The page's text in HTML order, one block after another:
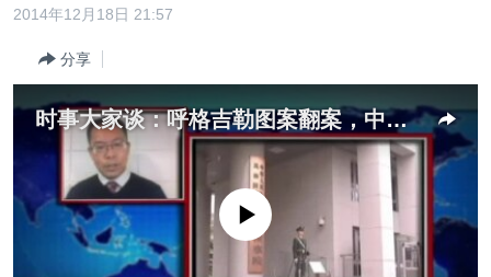
容
到
导
转
最新国际新闻
印太
中东
非洲
分类新闻
经济·金融·贸易
人权·法律·宗教
科教·文娱·体健
军事
美中关系
热点专题
白宫要闻
国会报道
VOA视频
VOA今日焦点
2014年12月18日 21:57
分享
时事大家谈：呼格吉勒图案翻案，中国法治建设新起点？
没有媒体可用资源